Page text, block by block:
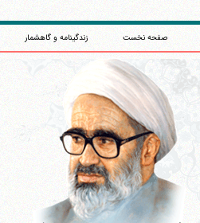
صفحه نخست زندگینامه و گاهشمار